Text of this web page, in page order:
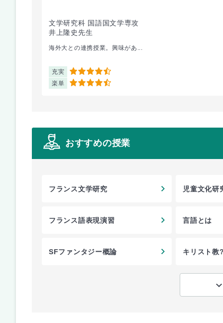
文学研究科 国語国文学専攻
井上隆史先生
海外大との連携授業。興味があ...
充実 4.5
楽単 4.5
おすすめの授業
フランス文学研究 児童文化研
フランス語表現演習 言語とは
SFファンタジー概論 キリスト教?